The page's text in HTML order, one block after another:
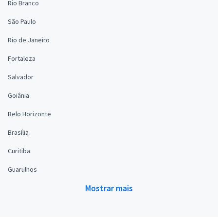
Rio Branco
São Paulo
Rio de Janeiro
Fortaleza
Salvador
Goiânia
Belo Horizonte
Brasília
Curitiba
Guarulhos
Mostrar mais